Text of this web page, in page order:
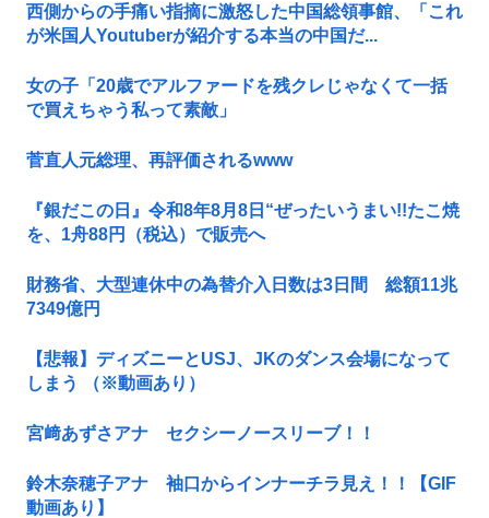
西側からの手痛い指摘に激怒した中国総領事館、「これ
が米国人Youtuberが紹介する本当の中国だ...
女の子「20歳でアルファードを残クレじゃなくて一括
で買えちゃう私って素敵」
菅直人元総理、再評価されるwww
『銀だこの日』令和8年8月8日“ぜったいうまい!!たこ焼
を、1舟88円（税込）で販売へ
財務省、大型連休中の為替介入日数は3日間 総額11兆
7349億円
【悲報】ディズニーとUSJ、JKのダンス会場になって
しまう （※動画あり）
宮﨑あずさアナ セクシーノースリーブ！！
鈴木奈穂子アナ 袖口からインナーチラ見え！！【GIF
動画あり】